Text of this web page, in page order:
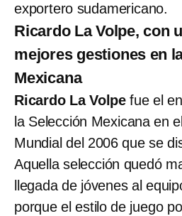
exportero sudamericano.
Ricardo La Volpe, con
mejores gestiones en
Mexicana
Ricardo La Volpe fue el
la Selección Mexicana en
Mundial del 2006 que se
Aquella selección quedó
llegada de jóvenes al
porque el estilo de juego